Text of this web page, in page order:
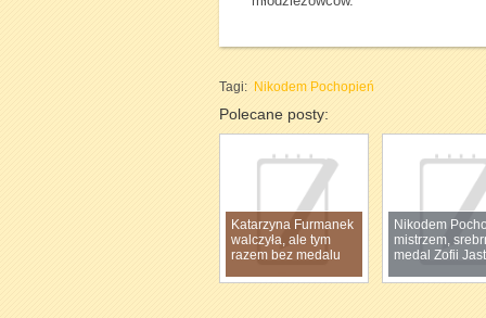
Tagi: Nikodem Pochopień
Polecane posty:
Katarzyna Furmanek
walczyła, ale tym
razem bez medalu
Nikodem
mistrzem,
medal Zofii